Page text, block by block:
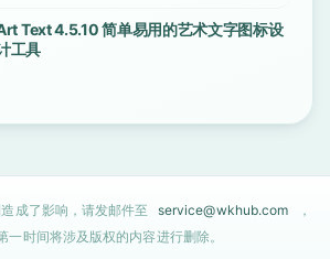
Text 4.5.10 简单易用的艺术文字图标设
工具
成了影响，请发邮件至 service@wkhub.com
，
一时间将涉及版权的内容进行删除。